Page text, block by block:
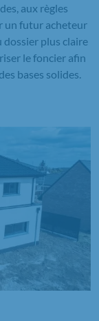
aux règles
un futur acheteur
dossier plus claire
le foncier afin
bases solides.